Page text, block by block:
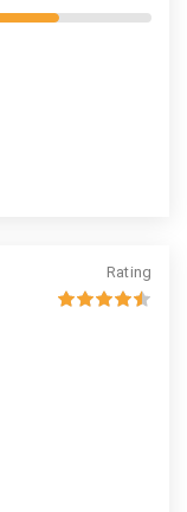
Rating